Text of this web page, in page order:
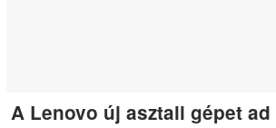
A Lenovo új asztali gépet ad